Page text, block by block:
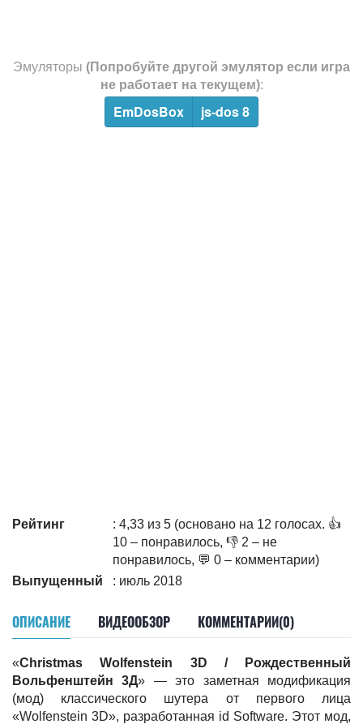
Эмуляторы (Попробуйте другой эмулятор если игра
не работает на текущем):
EmDosBox js-dos 8
Рейтинг
: 4,33 из 5 (основано на 12 голосах. 👍
10 – понравилось, 👎 2 – не
понравилось, 💬 0 – комментарии)
Выпущенный
: июль 2018
ОПИСАНИЕ ВИДЕООБЗОР КОММЕНТАРИИ(0)
«Christmas Wolfenstein 3D / Рождественный
Вольфенштейн 3Д» — это заметная модификация
(мод) классического шутера от первого лица
«Wolfenstein 3D», разработанная id Software. Этот мод,